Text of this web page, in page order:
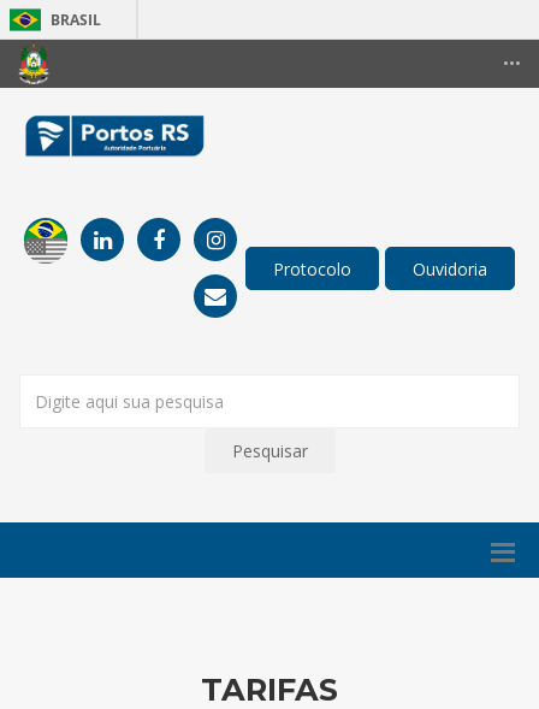
BRASIL
Comunica BR
•••
Pesquisar
TARIFAS